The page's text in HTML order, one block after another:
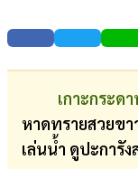
เกาะกระด
หาดทรายสวยขา
เล่นน้ำ ดูปะการัง
ตรวจ
หวย
บอล
สด